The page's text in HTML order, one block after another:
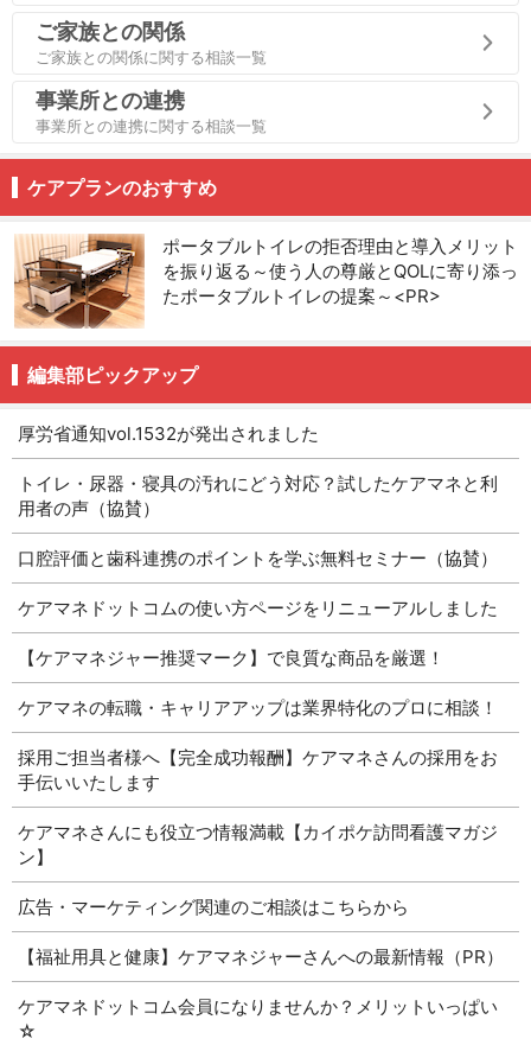
ご家族との関係
ご家族との関係に関する相談一覧
事業所との連携
事業所との連携に関する相談一覧
ケアプランのおすすめ
ポータブルトイレの拒否理由と導入メリット
を振り返る～使う人の尊厳とQOLに寄り添っ
たポータブルトイレの提案～<PR>
編集部ピックアップ
厚労省通知vol.1532が発出されました
トイレ・尿器・寝具の汚れにどう対応？試したケアマネと利
用者の声（協賛）
口腔評価と歯科連携のポイントを学ぶ無料セミナー（協賛）
ケアマネドットコムの使い方ページをリニューアルしました
【ケアマネジャー推奨マーク】で良質な商品を厳選！
ケアマネの転職・キャリアアップは業界特化のプロに相談！
採用ご担当者様へ【完全成功報酬】ケアマネさんの採用をお
手伝いいたします
ケアマネさんにも役立つ情報満載【カイポケ訪問看護マガジ
ン】
広告・マーケティング関連のご相談はこちらから
【福祉用具と健康】ケアマネジャーさんへの最新情報（PR）
ケアマネドットコム会員になりませんか？メリットいっぱい
☆